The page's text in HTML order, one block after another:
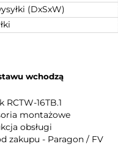
(DxSxW)
wchodzą
RCTW-16TB.1
montażowe
obsługi
zakupu - Paragon / FV